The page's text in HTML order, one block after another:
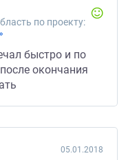
по проекту:
быстро и по
окончания
05.01.2018